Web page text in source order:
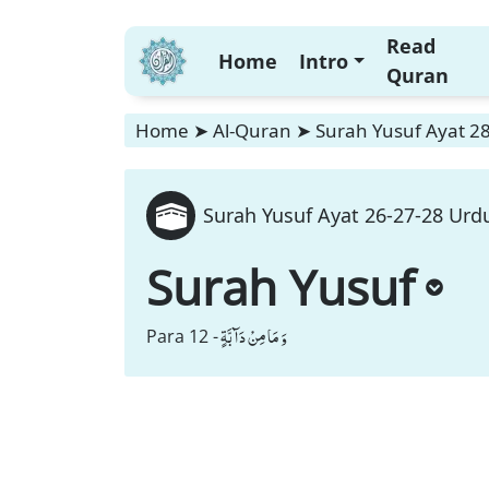
Home Intro
Read
Quran
Home ➤ Al-Quran ➤ Surah Yusuf Ayat
Surah Yusuf Ayat 26-27-28
Surah Yusuf
Para 12 -وَ مَا مِنْ دَآبَّةٍ